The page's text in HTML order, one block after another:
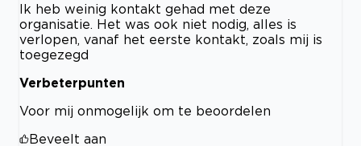
Ik heb weinig kontakt gehad met deze
organisatie. Het was ook niet nodig, alles is
verlopen, vanaf het eerste kontakt, zoals mij is
toegezegd
Verbeterpunten
Voor mij onmogelijk om te beoordelen
Beveelt aan